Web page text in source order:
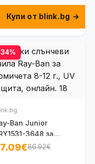
Купи от blink.bg →
Ban Junior
3648 за
8-12 г.
86.92€